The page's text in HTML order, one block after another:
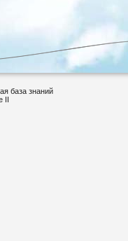
база знаний
II